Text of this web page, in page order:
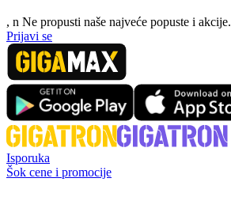
, n Ne propusti naše najveće popuste i akcije.
Prijavi se
Isporuka
Šok cene i promocije